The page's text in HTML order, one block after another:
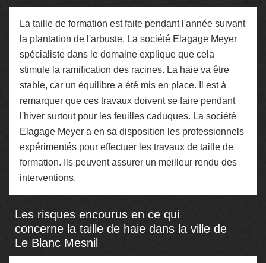
La taille de formation est faite pendant l'année suivant
la plantation de l'arbuste. La société Elagage Meyer
spécialiste dans le domaine explique que cela
stimule la ramification des racines. La haie va être
stable, car un équilibre a été mis en place. Il est à
remarquer que ces travaux doivent se faire pendant
l'hiver surtout pour les feuilles caduques. La société
Elagage Meyer a en sa disposition les professionnels
expérimentés pour effectuer les travaux de taille de
formation. Ils peuvent assurer un meilleur rendu des
interventions.
Les risques encourus en ce qui
concerne la taille de haie dans la ville de
Le Blanc Mesnil